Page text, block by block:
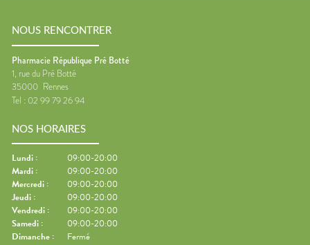
NOUS RENCONTRER
Pharmacie République Pré Botté
1, rue du Pré Botté
35000 Rennes
Tel : 02 99 79 26 94
NOS HORAIRES
Lundi :
09:00-20:00
Mardi :
09:00-20:00
Mercredi :
09:00-20:00
Jeudi :
09:00-20:00
Vendredi :
09:00-20:00
Samedi :
09:00-20:00
Dimanche : Fermé